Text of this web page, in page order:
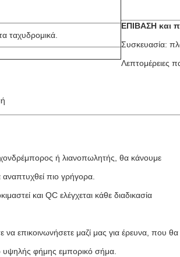
ταχυδρομικά.
ΕΠΙΒΑΣΗ και
Συσκευασία:
Λεπτομέρειες
χονδρέμπορος ή λιανοπωλητής, θα κάνουμε
πιο γρήγορα.
και QC ελέγχεται κάθε διαδικασία
επικοινωνήσετε μαζί μας για έρευνα, που θα
υψηλής φήμης εμπορικό σήμα.